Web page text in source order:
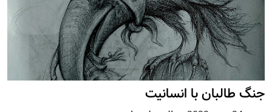
جنگ طالبان با انسانیت